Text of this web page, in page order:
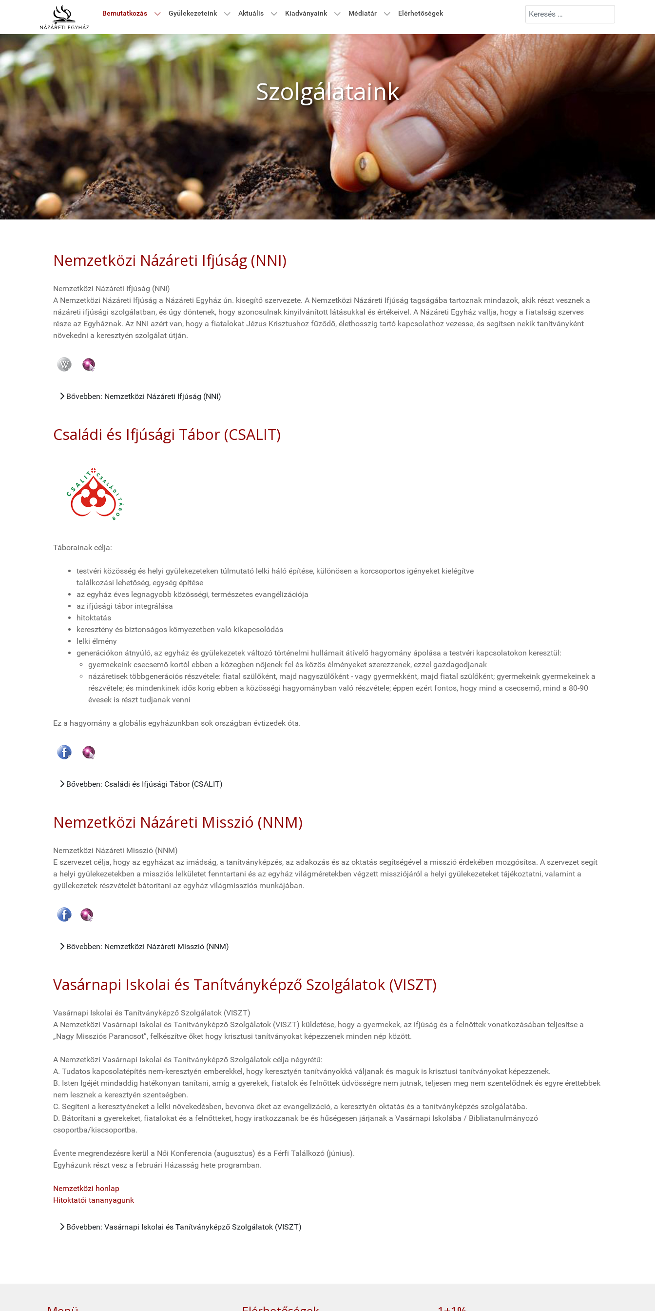
Bemutatkozás Gyülekezeteink Aktuális Kiadványaink Médiatár Elérhetőségek Keresés...
Szolgálataink
Nemzetközi Názáreti Ifjúság (NNI)
Nemzetközi Názáreti Ifjúság (NNI)
A Nemzetközi Názáreti Ifjúság a Názáreti Egyház ún. kisegítő szervezete. A Nemzetközi Názáreti Ifjúság tagságába tartoznak mindazok, akik részt vesznek a
názáreti ifjúsági szolgálatban, és úgy döntenek, hogy azonosulnak kinyilvánított látásukkal és értékeivel. A Názáreti Egyház vallja, hogy a fiatalság szerves
része az Egyháznak. Az NNI azért van, hogy a fiatalokat Jézus Krisztushoz fűződő, élethosszig tartó kapcsolathoz vezesse, és segítsen nekik tanítványként
növekedni a keresztyén szolgálat útján.
Bővebben: Nemzetközi Názáreti Ifjúság (NNI)
Családi és Ifjúsági Tábor (CSALIT)
Táborainak célja:
testvéri közösség és helyi gyülekezeteken túlmutató lelki háló építése, különösen a korcsoportos igényeket kielégítve
találkozási lehetőség, egység építése
az egyház éves legnagyobb közösségi, természetes evangélizációja
az ifjúsági tábor integrálása
hitoktatás
keresztény és biztonságos környezetben való kikapcsolódás
lelki élmény
generációkon átnyúló, az egyház és gyülekezetek változó történelmi hullámait átívelő hagyomány ápolása a testvéri kapcsolatokon keresztül:
gyermekeink csecsemő kortól ebben a közegben nőjenek fel és közös élményeket szerezzenek, ezzel gazdagodjanak
názáretisek többgenerációs részvétele: fiatal szülőként, majd nagyszülőként - vagy gyermekként, majd fiatal szülőként; gyermekeink gyermekeinek a
részvétele; és mindenkinek idős korig ebben a közösségi hagyományban való részvétele; éppen ezért fontos, hogy mind a csecsemő, mind a 80-90
évesek is részt tudjanak venni
Ez a hagyomány a globális egyházunkban sok országban évtizedek óta.
Bővebben: Családi és Ifjúsági Tábor (CSALIT)
Nemzetközi Názáreti Misszió (NNM)
Nemzetközi Názáreti Misszió (NNM)
E szervezet célja, hogy az egyházat az imádság, a tanítványképzés, az adakozás és az oktatás segítségével a misszió érdekében mozgósítsa. A szervezet segít
a helyi gyülekezetekben a missziós lelkületet fenntartani és az egyház világméretekben végzett missziójáról a helyi gyülekezeteket tájékoztatni, valamint a
gyülekezetek részvételét bátorítani az egyház világmissziós munkájában.
Bővebben: Nemzetközi Názáreti Misszió (NNM)
Vasárnapi Iskolai és Tanítványképző Szolgálatok (VISZT)
Vasárnapi Iskolai és Tanítványképző Szolgálatok (VISZT)
A Nemzetközi Vasárnapi Iskolai és Tanítványképző Szolgálatok (VISZT) küldetése, hogy a gyermekek, az ifjúság és a felnőttek vonatkozásában teljesítse a
„Nagy Missziós Parancsot”, felkészítve őket hogy krisztusi tanítványokat képezzenek minden nép között.
A Nemzetközi Vasárnapi Iskolai és Tanítványképző Szolgálatok célja négyrétű:
A. Tudatos kapcsolatépítés nem-keresztyén emberekkel, hogy keresztyén tanítványokká váljanak és maguk is krisztusi tanítványokat képezzenek.
B. Isten Igéjét mindaddig hatékonyan tanítani, amíg a gyerekek, fiatalok és felnőttek üdvösségre nem jutnak, teljesen meg nem szentelődnek és egyre érettebbek
nem lesznek a keresztyén szentségben.
C. Segíteni a keresztyéneket a lelki növekedésben, bevonva őket az evangelizáció, a keresztyén oktatás és a tanítványképzés szolgálatába.
D. Bátorítani a gyerekeket, fiatalokat és a felnőtteket, hogy iratkozzanak be és hűségesen járjanak a Vasárnapi Iskolába / Bibliatanulmányozó
csoportba/kiscsoportba.
Évente megrendezésre kerül a Női Konferencia (augusztus) és a Férfi Találkozó (június).
Egyházunk részt vesz a februári Házasság hete programban.
Nemzetközi honlap
Hitoktatói tananyagunk
Bővebben: Vasárnapi Iskolai és Tanítványképző Szolgálatok (VISZT)